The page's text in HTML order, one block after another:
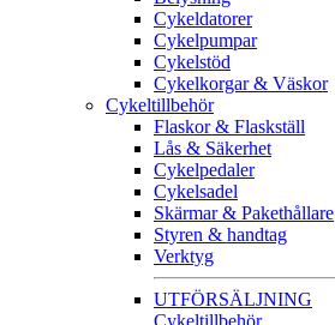
Cykeldatorer
Cykelpumpar
Cykelstöd
Cykelkorgar & Väskor
Cykeltillbehör
Flaskor & Flaskställ
Lås & Säkerhet
Cykelpedaler
Cykelsadel
Skärmar & Pakethållare
Styren & handtag
Verktyg
UTFÖRSÄLJNING
Cykeltillbehör